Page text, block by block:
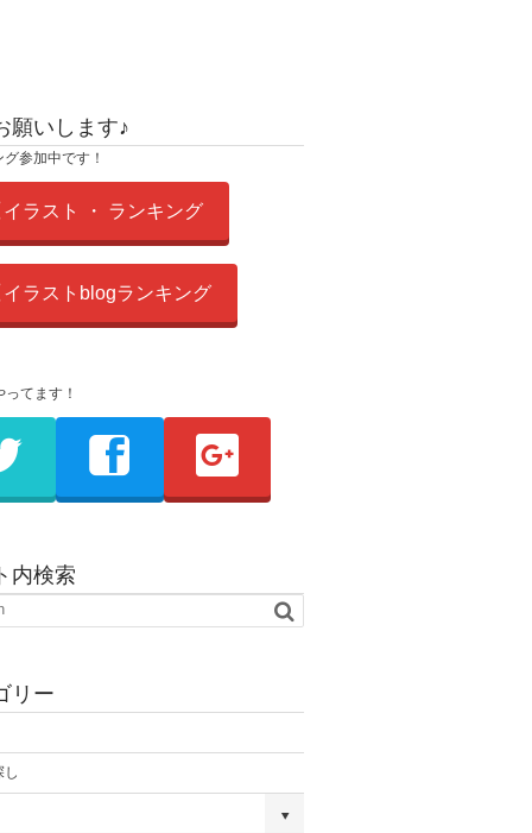
願いします♪
参加中です！
イラスト ・ ランキング
イラストblogランキング
てます！
内検索
リー
し